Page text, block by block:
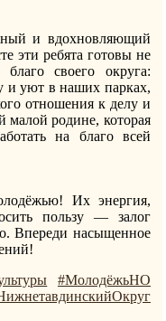
и вдохновляющий
эти ребята готовы не
своего округа:
и уют в наших парках,
отношения к делу и
малой родине, которая
на благо всей
Их энергия,
пользу — залог
Впереди насыщенное
#МолодёжьНО